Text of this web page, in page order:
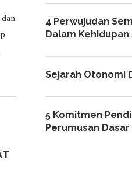
4 Perwujudan
Dalam
Sejarah Otonomi
5 Komitmen
Perumusan